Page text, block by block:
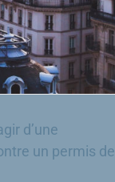
d’une
un permis de